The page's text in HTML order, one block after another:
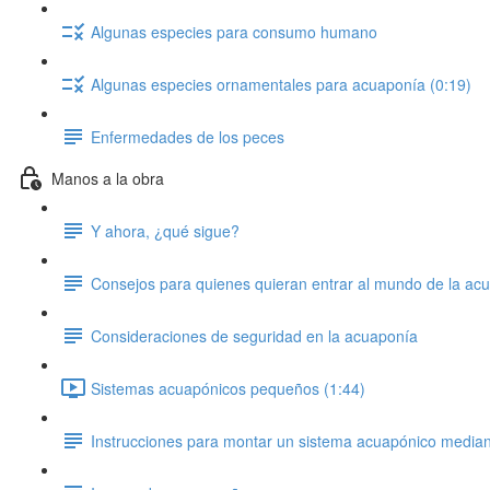
Algunas especies para consumo humano
Algunas especies ornamentales para acuaponía (0:19)
Enfermedades de los peces
Manos a la obra
Y ahora, ¿qué sigue?
Consejos para quienes quieran entrar al mundo de la
Consideraciones de seguridad en la acuaponía
Sistemas acuapónicos pequeños (1:44)
Instrucciones para montar un sistema acuapónico